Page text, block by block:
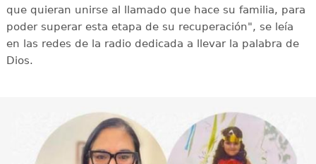
que quieran unirse al llamado que hace su familia, para
poder superar esta etapa de su recuperación", se leía
en las redes de la radio dedicada a llevar la palabra de
Dios.